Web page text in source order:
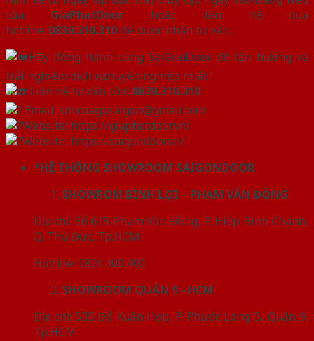
của GiaPhatDoor hoặc liên hệ qua
hotline: 0839.310.310 để được nhận tư vấn.
Hãy đồng hành cùng SaiGonDoor để tận hưởng và
trải nghiệm dịch vụ chuyên nghiệp nhất !
Liên hệ tư vấn cửa: 0839.310.310
Email: sm.cuagosaigon@gmail.com
Website: https://giaphatdoor.vn/
Website: https://saigondoor.vn/
*HỆ THỐNG SHOWROOM SAIGONDOOR
SHOWROM BÌNH LỢI – PHẠM VĂN ĐỒNG
Địa chỉ: Số 615 Phạm Văn Đồng, P. Hiệp Bình Chánh,
Q. Thủ Đức, Tp.HCM
Hotline: 0824.400.400
SHOWROOM QUẬN 9 –HCM
Địa chỉ: 535 Đỗ Xuân Hợp, P. Phước Long B, Quận 9,
Tp.HCM